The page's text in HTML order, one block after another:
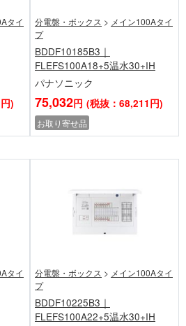
タイ
)
分電盤・ボックス > メイン100Aタイ
プ
BDDF10185B3｜
FLEFS100A18+5温水30+IH
パナソニック
75,032円 (税抜：68,211円)
お取り寄せ品
タイ
分電盤・ボックス > メイン100Aタイ
プ
BDDF10225B3｜
FLEFS100A22+5温水30+IH